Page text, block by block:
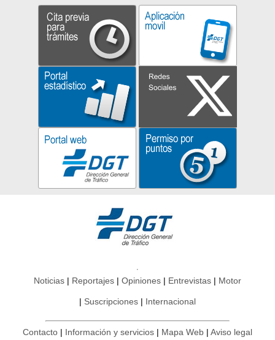
Noticias Reportajes Opiniones Entrevistas Motor
Suscripciones Internacional
Contacto Información y servicios Mapa Web Aviso legal